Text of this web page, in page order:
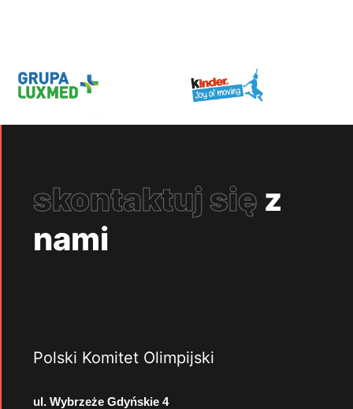
skontaktuj się z
nami
Polski Komitet Olimpijski
ul. Wybrzeże Gdyńskie 4